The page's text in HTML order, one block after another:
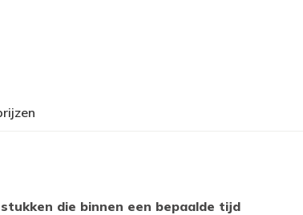
die binnen een bepaalde tijd